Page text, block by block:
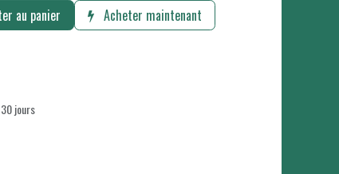
au panier Acheter maintenant
jours